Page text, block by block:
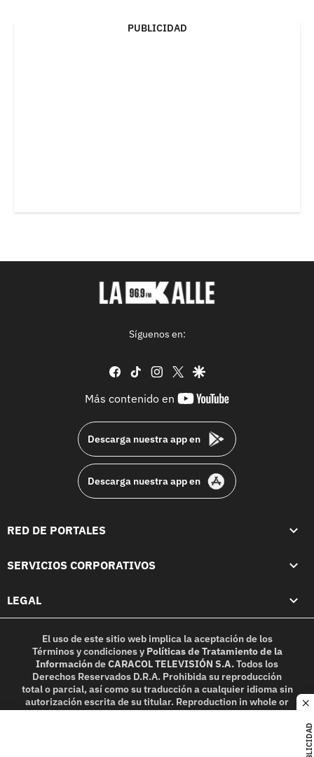
PUBLICIDAD
PUBLICIDAD
Síguenos en:
facebook
tiktok instagram
twittergoogle
Más contenido en
youtube-
Descarga nuestra app en
Descarga nuestra app en
RED DE PORTALES
SERVICIOS CORPORATIVOS
LEGAL
El uso de este sitio web implica la aceptación de los
Términos y condicionesy Políticas de Tratamiento de la
InformacióndeCARACOL TELEVISIÓN S.A.Todos los
Derechos Reservados D.R.A. Prohibida su reproducción
total o parcial, así como su traducción a cualquier idioma sin
autorización escrita de su titular. Reproduction in whole or
in part, or translation without written permission is